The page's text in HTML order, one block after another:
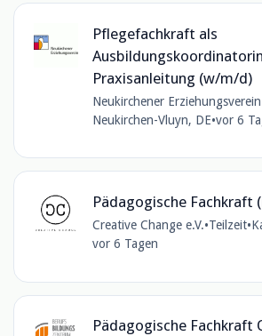
Pflegefachkraft als
Ausbildungskoordinatorin
Praxisanleitung (w/m/d)
Neukirchener Erziehungsverein
Neukirchen-Vluyn, DE•vor 6
Pädagogische Fachkraft
Creative Change e.V.•Teilzeit•
vor 6 Tagen
Pädagogische Fachkraft